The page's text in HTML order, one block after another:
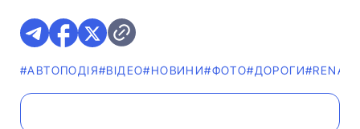
#АВТОПОДІЯ#ВІДЕО#НОВИНИ#ФОТО#ДОРОГИ